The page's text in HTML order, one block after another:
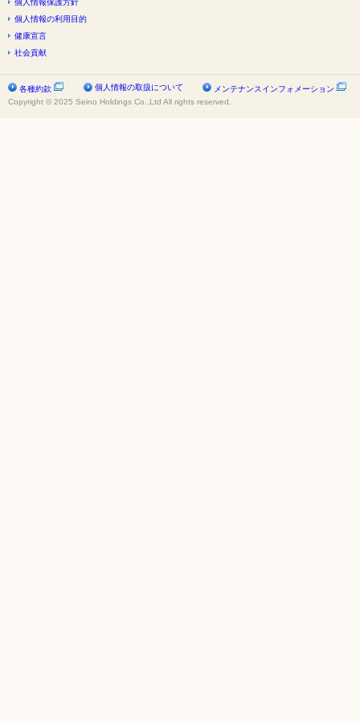
個人情報保護方針
個人情報の利用目的
健康宣言
社会貢献
各種約款 個人情報の取扱について
メンテナンスインフォメーション
Copyright © 2025 Seino Holdings Co.,Ltd All rights reserved.